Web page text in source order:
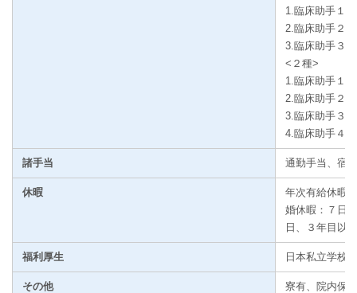
1.臨床助手１
2.臨床助手２
3.臨床助手３
<２種>
1.臨床助手１
2.臨床助手２
3.臨床助手３
4.臨床助手４
諸手当 通勤手当、宿
休暇
年次有給休暇
婚休暇：７日
日、３年目以
福利厚生 日本私立学校
その他 寮有、院内保